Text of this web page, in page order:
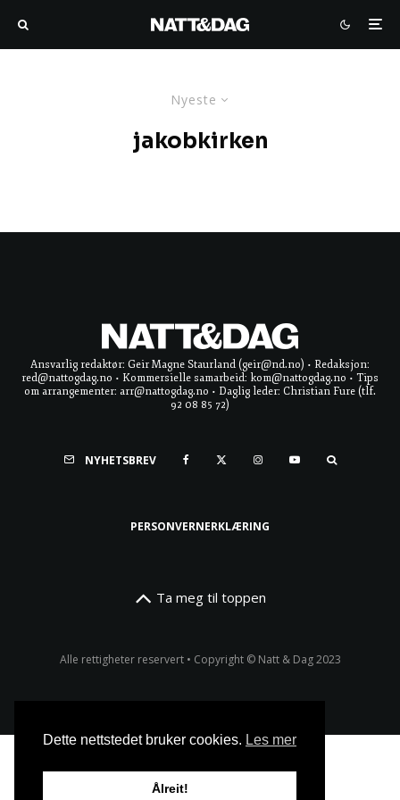
Nyeste
jakobkirken
Ansvarlig redaktør: Geir Magne Staurland (geir@nd.no) • Redaksjon:
red@nattogdag.no • Kommersielle samarbeid: kom@nattogdag.no • Tips
om arrangementer: arr@nattogdag.no • Daglig leder: Christian Fure (tlf.
92 08 85 72)
NYHETSBREV
PERSONVERNERKLÆRING
Ta meg til toppen
Alle rettigheter reservert • Copyright © Natt & Dag 2023
Dette nettstedet bruker cookies. Les mer
Ålreit!